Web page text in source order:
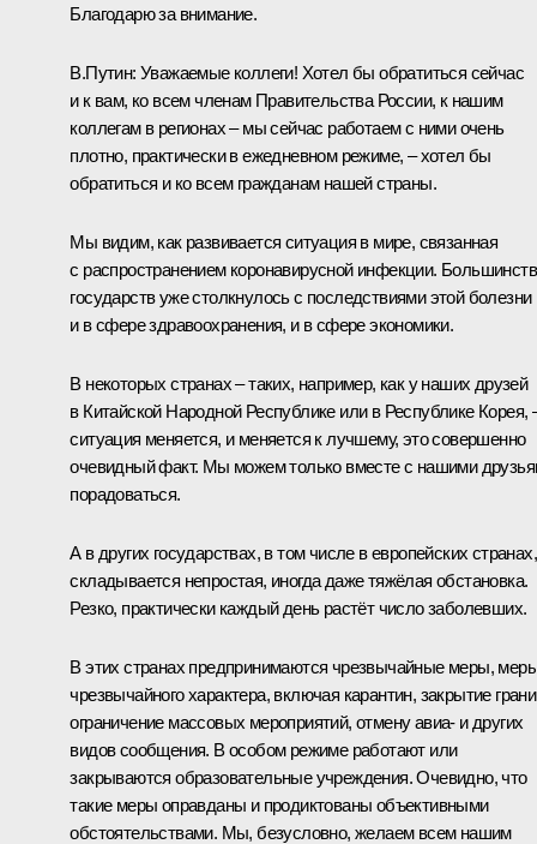
Благодарю за внимание.
В.Путин: Уважаемые коллеги! Хотел бы обратиться сейчас
и к вам, ко всем членам Правительства России, к нашим
коллегам в регионах – мы сейчас работаем с ними очень
плотно, практически в ежедневном режиме, – хотел бы
обратиться и ко всем гражданам нашей страны.
Мы видим, как развивается ситуация в мире, связанная
с распространением коронавирусной инфекции.
государств уже столкнулось с последствиями этой болезни
и в сфере здравоохранения, и в сфере экономики.
В некоторых странах – таких, например, как у наших друзей
в Китайской Народной Республике или в Республике Корея,
ситуация меняется, и меняется к лучшему, это совершенно
очевидный факт. Мы можем только вместе с нашими
порадоваться.
А в других государствах, в том числе в европейских странах,
складывается непростая, иногда даже тяжёлая обстановка.
Резко, практически каждый день растёт число заболевших.
В этих странах предпринимаются чрезвычайные меры,
чрезвычайного характера, включая карантин, закрытие
ограничение массовых мероприятий, отмену авиа- и других
видов сообщения. В особом режиме работают или
закрываются образовательные учреждения. Очевидно, что
такие меры оправданы и продиктованы объективными
обстоятельствами. Мы, безусловно, желаем всем нашим